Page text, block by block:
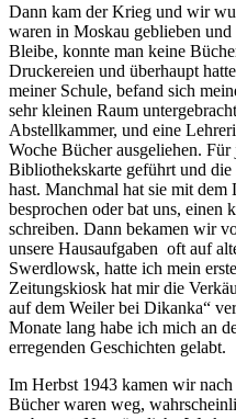
Dann kam der Krieg und wir
waren in Moskau geblieben
Bleibe, konnte man keine
Druckereien und überhaupt
meiner Schule, befand sich
sehr kleinen Raum
Abstellkammer, und eine
Woche Bücher ausgeliehen.
Bibliothekskarte geführt und die
hast. Manchmal hat sie mit dem
besprochen oder bat uns, einen
schreiben. Dann bekamen wir
unsere Hausaufgaben oft auf
Swerdlowsk, hatte ich mein
Zeitungskiosk hat mir die
auf dem Weiler bei Dikanka
Monate lang habe ich mich an
erregenden Geschichten gelabt.
Im Herbst 1943 kamen wir
Bücher waren weg,